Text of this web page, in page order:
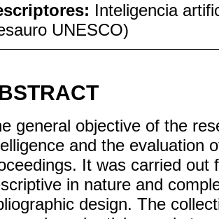
Inteligencia
UNESCO)
general objective of the
and the evaluation
It was carried out
in nature and
design. The